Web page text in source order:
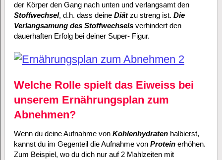
der Körper den Gang nach unten und verlangsamt den
Stoffwechsel, d.h. dass deine Diätzu streng ist. Die
Verlangsamung des Stoffwechsels verhindert den
dauerhaften Erfolg bei deiner Super- Figur.
Welche Rolle spielt das Eiweiss bei
unserem Ernährungsplan zum
Abnehmen?
Wenn du deine Aufnahme von Kohlenhydratenhalbierst,
kannst du im Gegenteil die Aufnahme von Proteinerhöhen.
Zum Beispiel, wo du dich nur auf 2 Mahlzeiten mit